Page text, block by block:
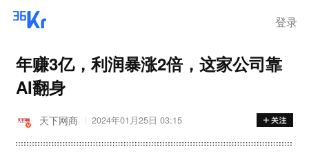
登录
年赚3亿，利润暴涨2倍，这家公司靠
AI翻身
天下网商 2024年01月25日 03:15